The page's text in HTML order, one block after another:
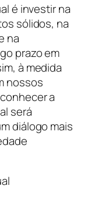
é investir na
sólidos, na
na
prazo em
à medida
nossos
a
será
diálogo mais